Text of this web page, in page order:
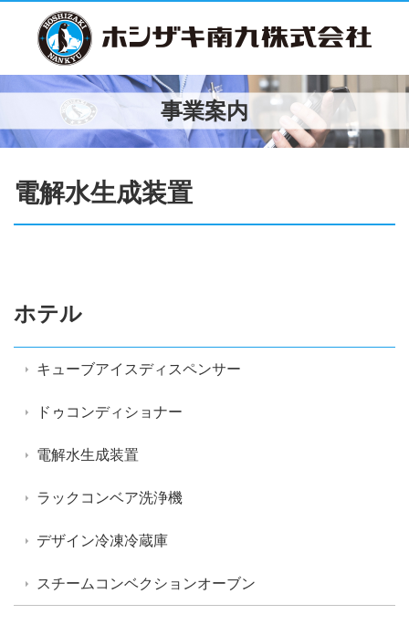
事業案内
電解水生成装置
ホテル
キューブアイスディスペンサー
ドゥコンディショナー
電解水生成装置
ラックコンベア洗浄機
デザイン冷凍冷蔵庫
スチームコンベクションオーブン